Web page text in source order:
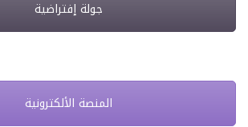
جولة إفتراضية
المنصة الألكترونية